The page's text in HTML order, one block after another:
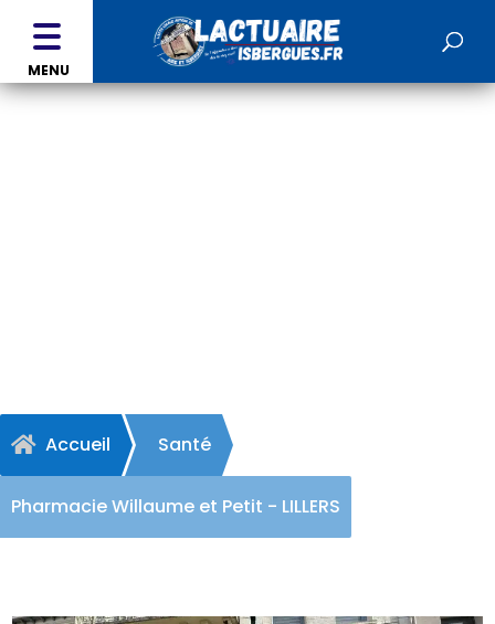
MENU
 Accueil Santé
Pharmacie Willaume et Petit - LILLERS